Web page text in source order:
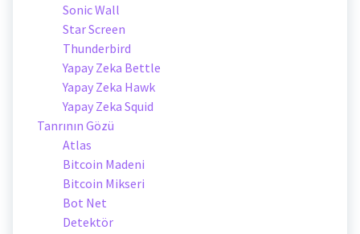
Sonic Wall
Star Screen
Thunderbird
Yapay Zeka Bettle
Yapay Zeka Hawk
Yapay Zeka Squid
Tanrının Gözü
Atlas
Bitcoin Madeni
Bitcoin Mikseri
Bot Net
Detektör